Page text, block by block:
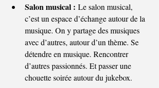
Salon musical : Le salon musical,
c’est un espace d’échange autour de la
musique. On y partage des musiques
avec d’autres, autour d’un thème. Se
détendre en musique. Rencontrer
d’autres passionnés. Et passer une
chouette soirée autour du jukebox.